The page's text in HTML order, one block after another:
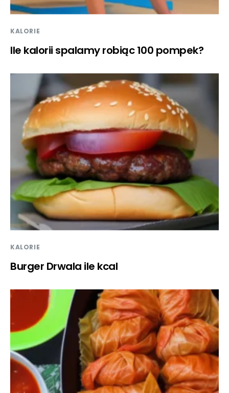
KALORIE
Ile kalorii spalamy robiąc 100 pompek?
KALORIE
Burger Drwala ile kcal